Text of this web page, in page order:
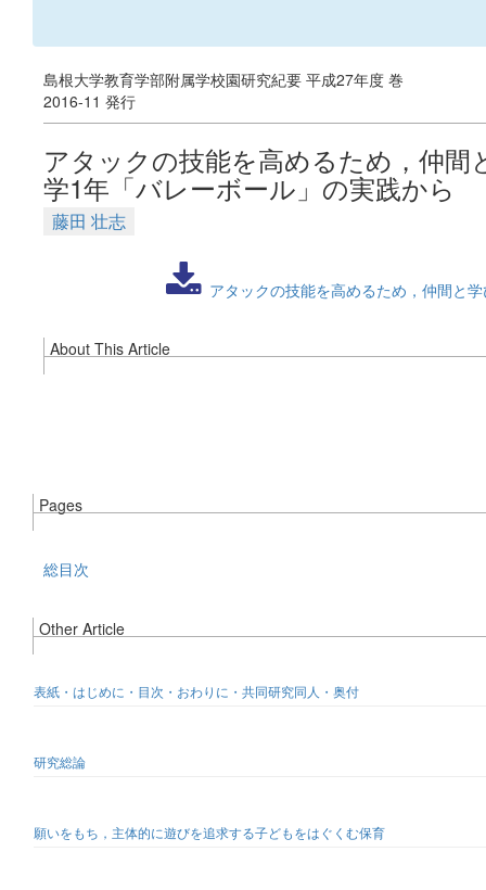
島根大学教育学部附属学校園研究紀要 平成27年度 巻
2016-11 発行
アタックの技能を高めるため，仲
学1年「バレーボール」の実践から
藤田 壮志
アタックの技能を高めるため，仲間と
About This Article
Pages
総目次
Other Article
表紙・はじめに・目次・おわりに・共同研究同人・奥付
研究総論
願いをもち，主体的に遊びを追求する子どもをはぐくむ保育